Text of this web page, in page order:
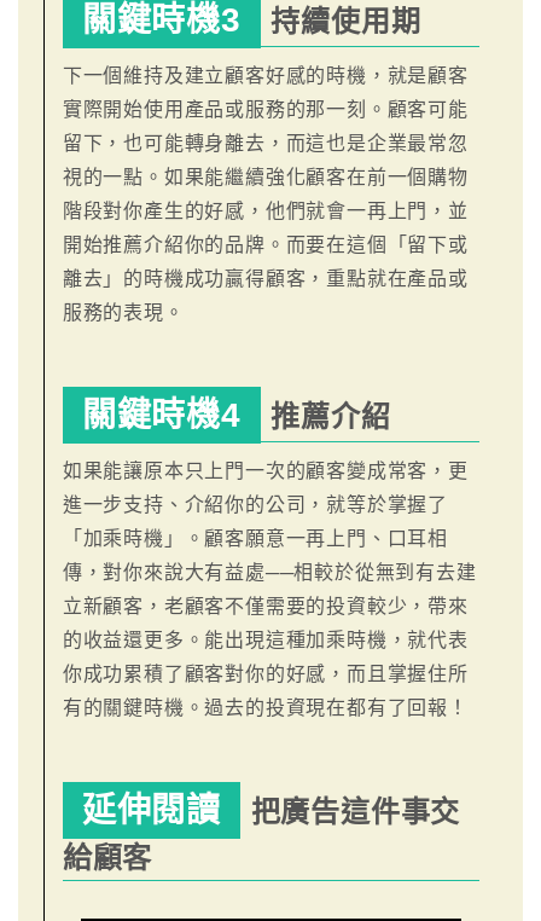
關鍵時機3 持續使用期
下一個維持及建立顧客好感的時機，就是顧客
實際開始使用產品或服務的那一刻。顧客可能
留下，也可能轉身離去，而這也是企業最常忽
視的一點。如果能繼續強化顧客在前一個購物
階段對你產生的好感，他們就會一再上門，並
開始推薦介紹你的品牌。而要在這個「留下或
離去」的時機成功贏得顧客，重點就在產品或
服務的表現。
關鍵時機4 推薦介紹
如果能讓原本只上門一次的顧客變成常客，更
進一步支持、介紹你的公司，就等於掌握了
「加乘時機」。顧客願意一再上門、口耳相
傳，對你來說大有益處──相較於從無到有去建
立新顧客，老顧客不僅需要的投資較少，帶來
的收益還更多。能出現這種加乘時機，就代表
你成功累積了顧客對你的好感，而且掌握住所
有的關鍵時機。過去的投資現在都有了回報！
延伸閱讀
把廣告這件事交
給顧客